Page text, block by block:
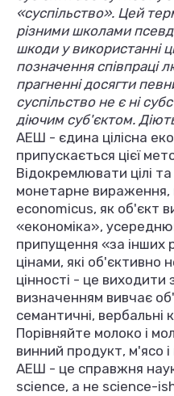
«суспільство». Цей
різними школами
шкоди у використанні
позначення співпраці
прагненні досягти
суспільство не є ні
діючим суб'єктом.
АЕШ - єдина цілісна
припускається цієї
Відокремлювати цілі
монетарне
economicus, як об'єкт
«економіка»,
припущення «за інших
цінами, які об'єктивно
цінності - це виходити
визначенням вивчає
семантичні, вербальні
Порівняйте молоко і
винний продукт, м'ясо
АЕШ - це справжня
science, а не science-